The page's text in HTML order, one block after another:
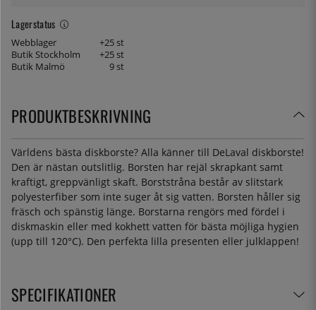
Lagerstatus
Webblager
+25 st
Butik Stockholm
+25 st
Butik Malmö
9 st
PRODUKTBESKRIVNING
Världens bästa diskborste? Alla känner till DeLaval diskborste!
Den är nästan outslitlig. Borsten har rejäl skrapkant samt
kraftigt, greppvänligt skaft. Borststråna består av slitstark
polyesterfiber som inte suger åt sig vatten. Borsten håller sig
fräsch och spänstig länge. Borstarna rengörs med fördel i
diskmaskin eller med kokhett vatten för bästa möjliga hygien
(upp till 120°C). Den perfekta lilla presenten eller julklappen!
SPECIFIKATIONER